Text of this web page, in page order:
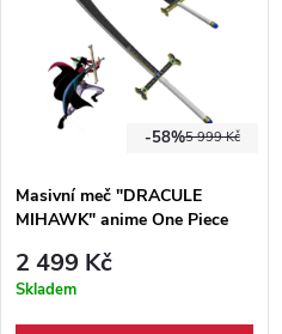
5 999 Kč
-58%
Masivní meč "DRACULE
MIHAWK" anime One Piece
2 499 Kč
Skladem